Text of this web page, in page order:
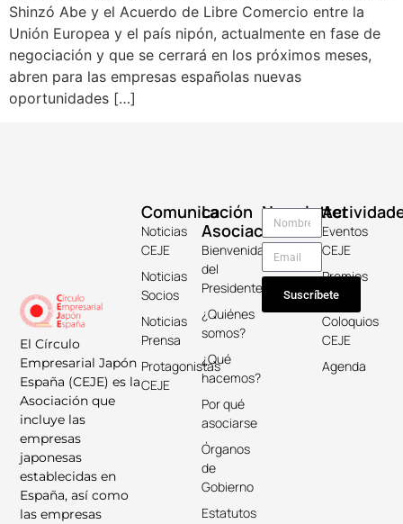
Shinzó Abe y el Acuerdo de Libre Comercio entre la
Unión Europea y el país nipón, actualmente en fase de
negociación y que se cerrará en los próximos meses,
abren para las empresas españolas nuevas
oportunidades […]
El Círculo
Empresarial Japón
España (CEJE) es la
Asociación que
incluye las
empresas
japonesas
establecidas en
España, así como
las empresas
La
Asociación
Bienvenida
del
Presidente
¿Quiénes
somos?
¿Qué
hacemos?
Por qué
asociarse
Órganos
de
Gobierno
Estatutos
Comunicación
Noticias
CEJE
Noticias
Socios
Noticias
Prensa
Protagonistas
CEJE
Eventos
CEJE
Premios
Keicho
Coloquios
CEJE
Agenda
Newsletter
Suscríbete